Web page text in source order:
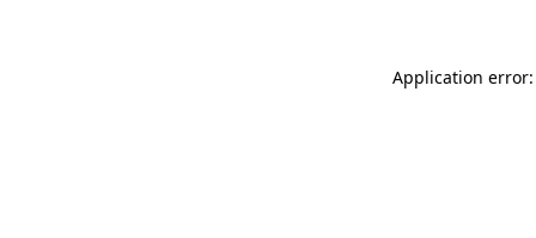
Application